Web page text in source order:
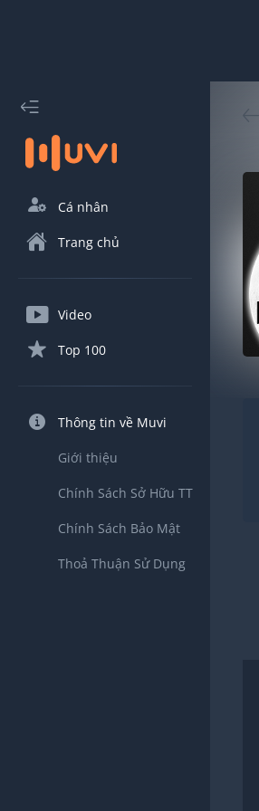
Cá nhân
Trang chủ
Video
Top 100
Thông tin về Muvi
Giới thiệu
Chính Sách Sở Hữu TT
Chính Sách Bảo Mật
Thoả Thuận Sử Dụng